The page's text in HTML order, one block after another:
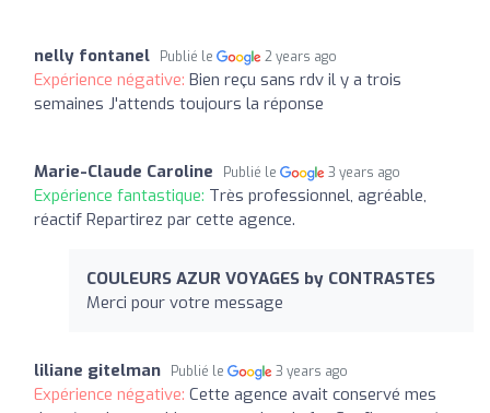
nelly fontanel Publié le 2 years ago
Expérience négative: Bien reçu sans rdv il y a trois
semaines J'attends toujours la réponse
Marie-Claude Caroline Publié le 3 years ago
Expérience fantastique: Très professionnel, agréable,
réactif Repartirez par cette agence.
COULEURS AZUR VOYAGES by CONTRASTES
Merci pour votre message
liliane gitelman Publié le 3 years ago
Expérience négative: Cette agence avait conservé mes